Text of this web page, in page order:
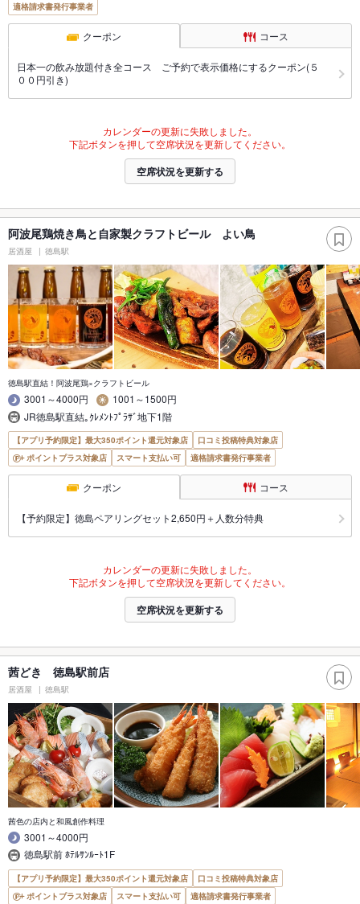
適格請求書発行事業者
クーポン コース
日本一の飲み放題付き全コース ご予約で表示価格にするクーポン(５
００円引き)
カレンダーの更新に失敗しました。
下記ボタンを押して空席状況を更新してください。
空席状況を更新する
阿波尾鶏焼き鳥と自家製クラフトビール よい鳥
居酒屋 徳島駅
徳島駅直結！阿波尾鶏×クラフトビール
3001～4000円
1001～1500円
JR徳島駅直結｡ｸﾚﾒﾝﾄﾌﾟﾗｻﾞ地下1階
【アプリ予約限定】最大350ポイント還元対象店
口コミ投稿特典対象店
ポイントプラス対象店
スマート支払い可 適格請求書発行事業者
クーポン コース
【予約限定】徳島ペアリングセット2,650円＋人数分特典
カレンダーの更新に失敗しました。
下記ボタンを押して空席状況を更新してください。
空席状況を更新する
茜どき 徳島駅前店
居酒屋 徳島駅
茜色の店内と和風創作料理
3001～4000円
徳島駅前 ﾎﾃﾙｻﾝﾙｰﾄ1F
【アプリ予約限定】最大350ポイント還元対象店
口コミ投稿特典対象店
ポイントプラス対象店
スマート支払い可 適格請求書発行事業者